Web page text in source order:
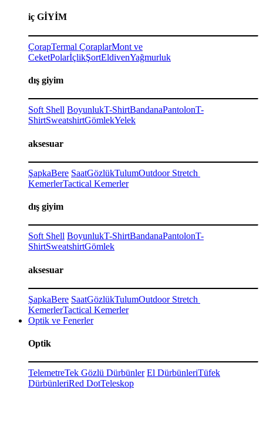
iç GİYİM
ÇorapTermal ÇoraplarMont ve
CeketPolarİçlikŞortEldivenYağmurluk
dış giyim
Soft Shell BoyunlukT-ShirtBandanaPantolonT-
ShirtSweatshirtGömlekYelek
aksesuar
ŞapkaBere SaatGözlükTulumOutdoor Stretch
KemerlerTactical Kemerler
dış giyim
Soft Shell BoyunlukT-ShirtBandanaPantolonT-
ShirtSweatshirtGömlek
aksesuar
ŞapkaBere SaatGözlükTulumOutdoor Stretch
KemerlerTactical Kemerler
Optik ve Fenerler
Optik
TelemetreTek Gözlü Dürbünler El DürbünleriTüfek
DürbünleriRed DotTeleskop